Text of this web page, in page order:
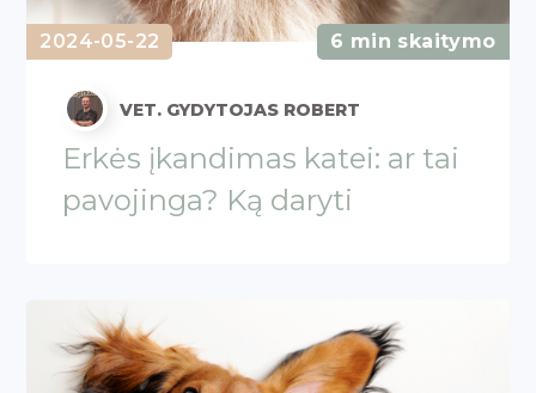
2024-05-22 6 min skaitymo
VET. GYDYTOJAS ROBERT
Erkės įkandimas katei: ar tai
pavojinga? Ką daryti